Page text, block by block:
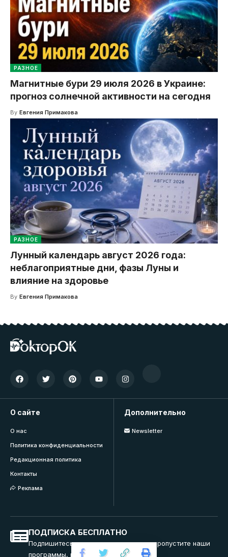
РАЗНОЕ
Магнитные бури 29 июля 2026 в Украине:
прогноз солнечной активности на сегодня
By Евгения Примакова
РАЗНОЕ
Лунный календарь август 2026 года:
неблагоприятные дни, фазы Луны и
влияние на здоровье
By Евгения Примакова
О сайте
О нас
Политика конфиденциальности
Редакционная политика
Контакты
Реклама
Дополнительно
Newsletter
ПОДПИСКА БЕСПЛАТНО
Подпишитесь на нашу рассылку и не пропустите наши
программы, вебинары и тренинги.